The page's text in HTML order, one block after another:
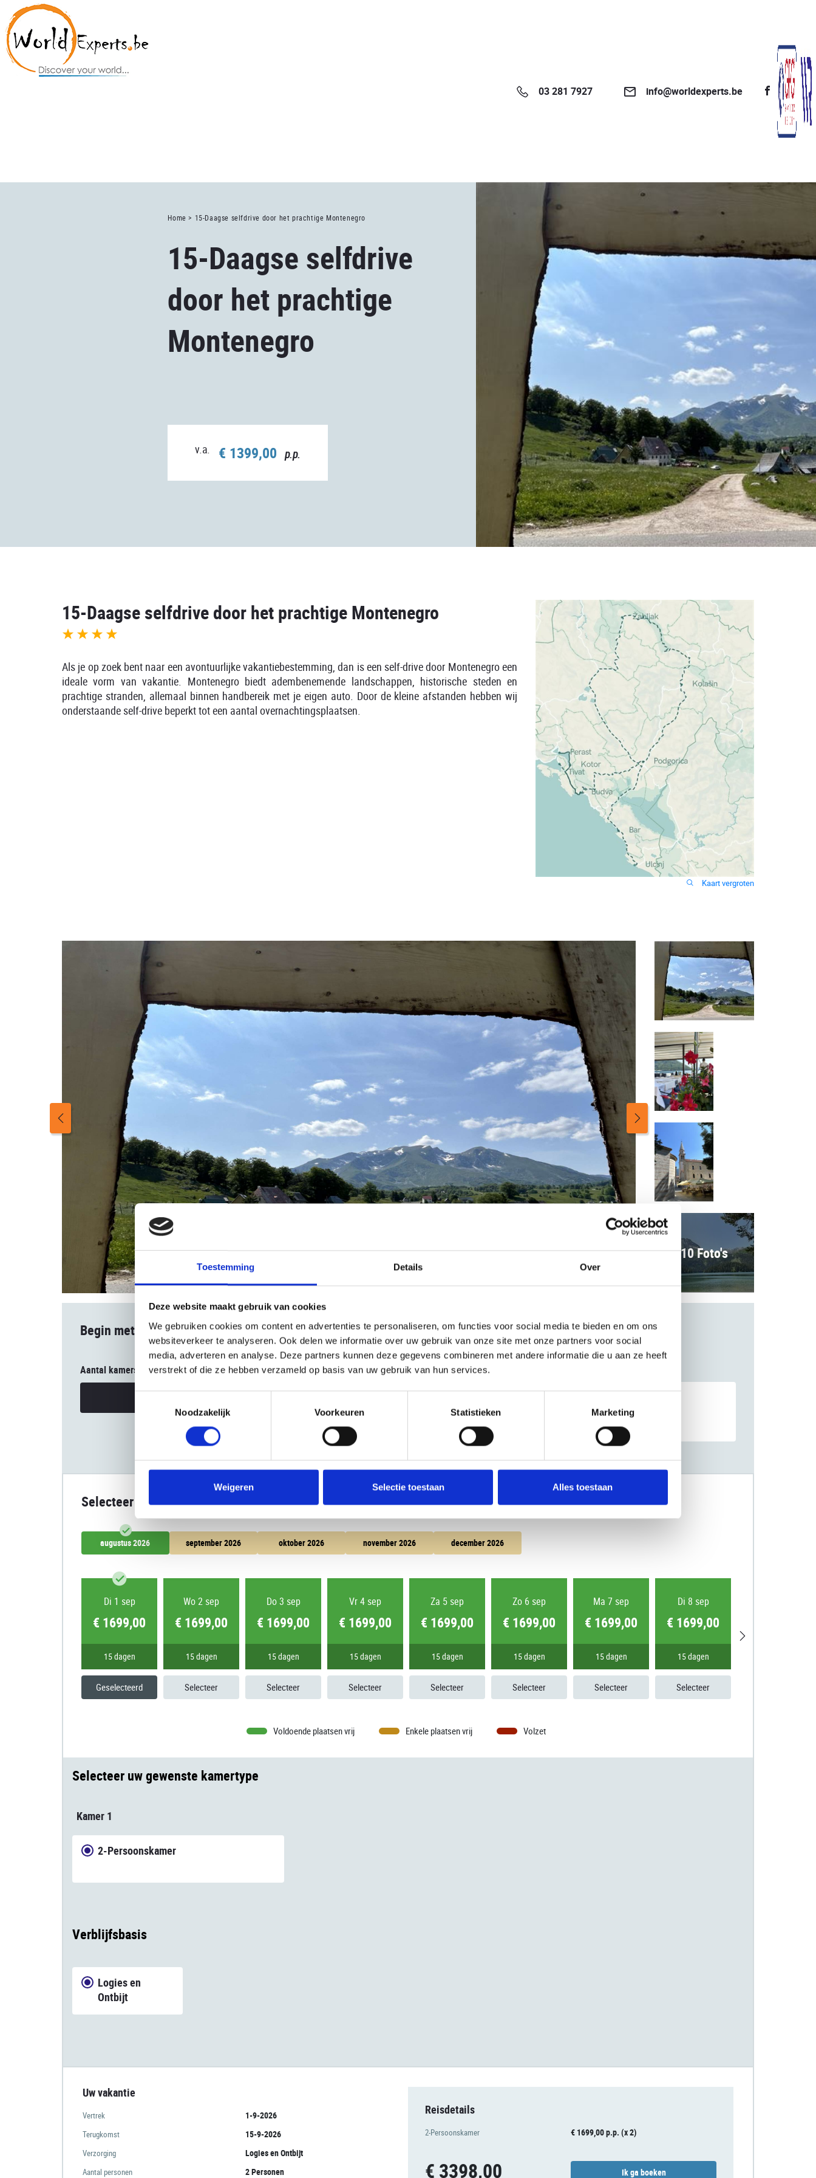
Toestemming Details Over
Deze website maakt gebruik van cookies
We gebruiken cookies om content en advertenties te personaliseren, om functies voor social media te bieden en om ons
websiteverkeer te analyseren. Ook delen we informatie over uw gebruik van onze site met onze partners voor social
media, adverteren en analyse. Deze partners kunnen deze gegevens combineren met andere informatie die u aan ze heeft
verstrekt of die ze hebben verzameld op basis van uw gebruik van hun services.
Noodzakelijk
Voorkeuren Statistieken Marketing
Weigeren Selectie toestaan Alles toestaan
03 281 7927 info@worldexperts.be
Home > 15-Daagse selfdrive door het prachtige Montenegro
15-Daagse selfdrive
door het prachtige
Montenegro
v.a. € 1399,00 p.p.
15-Daagse selfdrive door het prachtige Montenegro
Als je op zoek bent naar een avontuurlijke vakantiebestemming, dan is een self-drive door Montenegro een
ideale vorm van vakantie. Montenegro biedt adembenemende landschappen, historische steden en
prachtige stranden, allemaal binnen handbereik met je eigen auto. Door de kleine afstanden hebben wij
onderstaande self-drive beperkt tot een aantal overnachtingsplaatsen.
Kaart vergroten
10 Foto's
Begin met boeken
Aantal kamers
2 Volwassenen
Selecteer datum
augustus 2026 september 2026 oktober 2026 november 2026 december 2026
Di 1 sep
€ 1699,00
15 dagen
Geselecteerd
Wo 2 sep
€ 1699,00
15 dagen
Selecteer
Do 3 sep
€ 1699,00
15 dagen
Selecteer
Vr 4 sep
€ 1699,00
15 dagen
Selecteer
Za 5 sep
€ 1699,00
15 dagen
Selecteer
Zo 6 sep
€ 1699,00
15 dagen
Selecteer
Ma 7 sep
€ 1699,00
15 dagen
Selecteer
Di 8 sep
€ 1699,00
15 dagen
Selecteer
Voldoende plaatsen vrij Enkele plaatsen vrij Volzet
Selecteer uw gewenste kamertype
Kamer 1
2-Persoonskamer
Verblijfsbasis
Logies en
Ontbijt
Uw vakantie
Vertrek 1-9-2026
Terugkomst 15-9-2026
Verzorging Logies en Ontbijt
Aantal personen 2 Personen
Reisdetails
2-Persoonskamer € 1699,00 p.p. (x 2)
€ 3398,00 Ik ga boeken